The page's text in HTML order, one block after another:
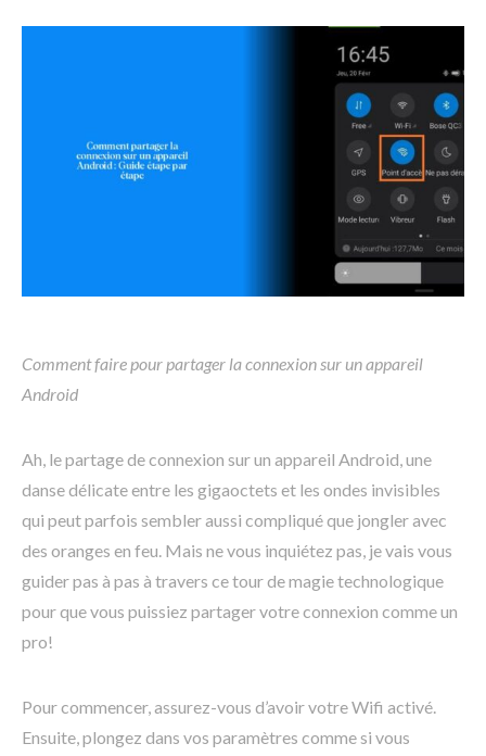
Comment faire pour partager la connexion sur un appareil
Android
Ah, le partage de connexion sur un appareil Android, une
danse délicate entre les gigaoctets et les ondes invisibles
qui peut parfois sembler aussi compliqué que jongler avec
des oranges en feu. Mais ne vous inquiétez pas, je vais vous
guider pas à pas à travers ce tour de magie technologique
pour que vous puissiez partager votre connexion comme un
pro!
Pour commencer, assurez-vous d’avoir votre Wifi activé.
Ensuite, plongez dans vos paramètres comme si vous